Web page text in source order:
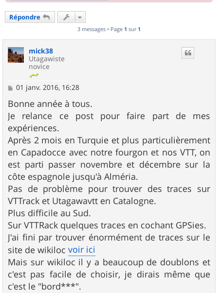
Répondre
3 messages • Page 1 sur 1
mick38
Utagawiste
novice
M
s
s
a
g
e
01 janv. 2016, 16:28
Bonne année à tous.
Je relance ce post pour faire part de mes
expériences.
Après 2 mois en Turquie et plus particulièrement
en Capadocce avec notre fourgon et nos VTT, on
est parti passer novembre et décembre sur la
côte espagnole jusqu'à Alméria.
Pas de problème pour trouver des traces sur
VTTrack et Utagawavtt en Catalogne.
Plus difficile au Sud.
Sur VTTRack quelques traces en cochant GPSies.
J'ai fini par trouver énormément de traces sur le
site de wikiloc voir ici
Mais sur wikiloc il y a beaucoup de doublons et
c'est pas facile de choisir, je dirais même que
c'est le "bord***".